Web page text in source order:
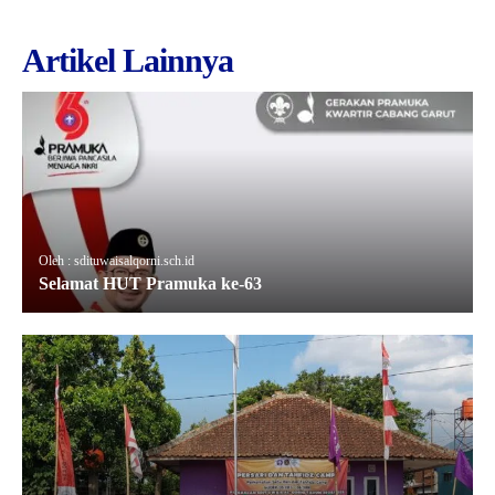
Artikel Lainnya
Oleh : sdituwaisalqorni.sch.id
Selamat HUT Pramuka ke-63